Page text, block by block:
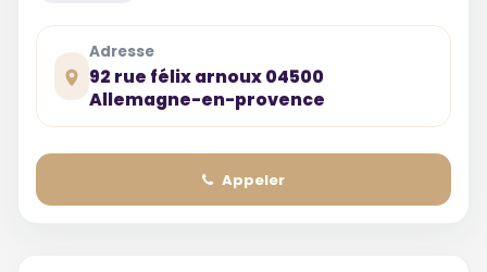
Adresse
92 rue félix arnoux 04500
Allemagne-en-provence
Appeler